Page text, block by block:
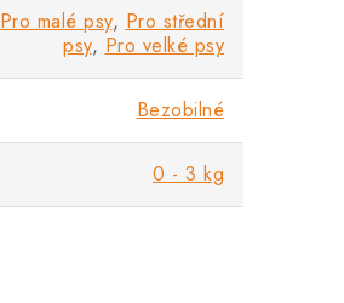
Pro malé psy, Pro střední
psy, Pro velké psy
Bezobilné
0 - 3 kg